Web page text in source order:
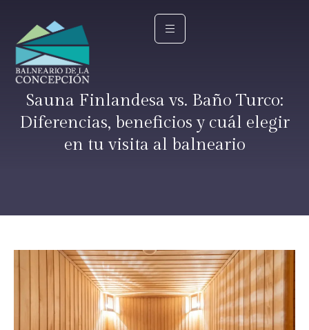
Sauna Finlandesa vs. Baño Turco:
Diferencias, beneficios y cuál elegir
en tu visita al balneario